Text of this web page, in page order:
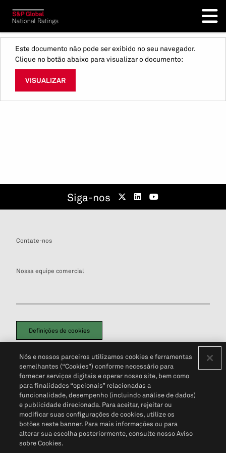
Este documento não pode ser exibido no seu navegador.
Clique no botão abaixo para visualizar o documento:
VISUALIZAR
Siga-nos
Contate-nos
Nossa equipe comercial
Definições de cookies
Política de PrivacidadePortal de privacidade do cliente (em inglês)
Não Venda Minhas Informações Pessoais© 2026 S&P Global
Nós e nossos parceiros utilizamos cookies e ferramentas
semelhantes (“Cookies”) conforme necessário para
fornecer serviços digitais e operar nosso site, bem como
para finalidades “opcionais” relacionadas a
funcionalidade, desempenho (incluindo análise de dados)
e publicidade direcionada. Para aceitar, rejeitar ou
modificar suas configurações de cookies, utilize os
botões neste banner. Para mais informações ou para
alterar sua escolha posteriormente, consulte nosso Aviso
sobre Cookies.